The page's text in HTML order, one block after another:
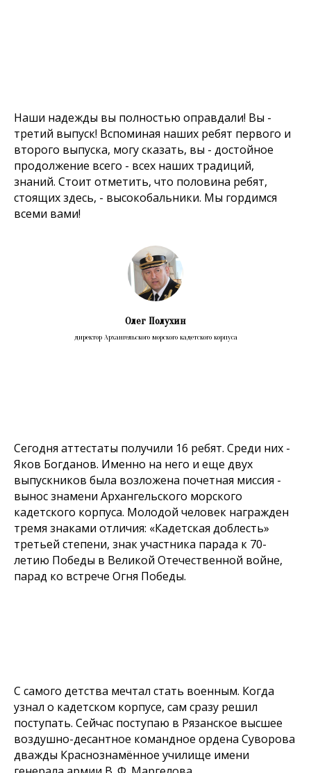
Наши надежды вы полностью оправдали! Вы -
третий выпуск! Вспоминая наших ребят первого и
второго выпуска, могу сказать, вы - достойное
продолжение всего - всех наших традиций,
знаний. Стоит отметить, что половина ребят,
стоящих здесь, - высокобальники. Мы гордимся
всеми вами!
Олег Полухин
директор Архангельского морского кадетского корпуса
Сегодня аттестаты получили 16 ребят. Среди них -
Яков Богданов. Именно на него и еще двух
выпускников была возложена почетная миссия -
вынос знамени Архангельского морского
кадетского корпуса. Молодой человек награжден
тремя знаками отличия: «Кадетская доблесть»
третьей степени, знак участника парада к 70-
летию Победы в Великой Отечественной войне,
парад ко встрече Огня Победы.
С самого детства мечтал стать военным. Когда
узнал о кадетском корпусе, сам сразу решил
поступать. Сейчас поступаю в Рязанское высшее
воздушно-десантное командное ордена Суворова
дважды Краснознамённое училище имени